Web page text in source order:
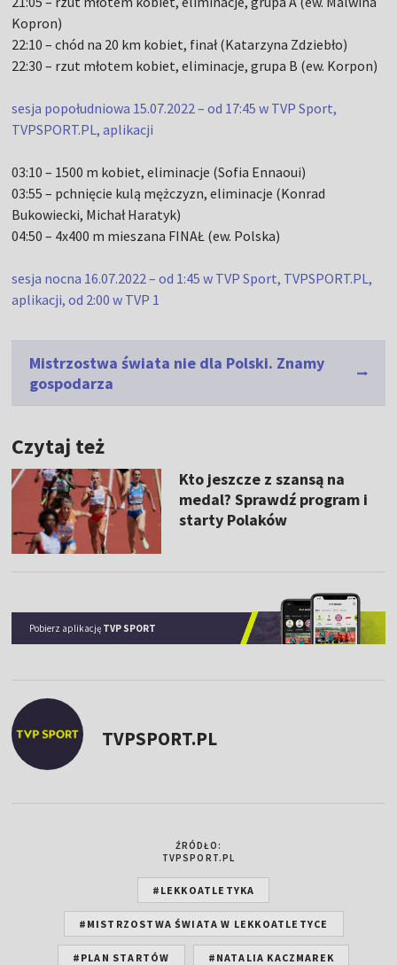
Kopron)
22:10 – chód na 20 km kobiet, finał (Katarzyna Zdziebło)
22:30 – rzut młotem kobiet, eliminacje, grupa B (ew. Korpon)
sesja popołudniowa 15.07.2022 – od 17:45 w TVP Sport,
TVPSPORT.PL, aplikacji
03:10 – 1500 m kobiet, eliminacje (Sofia Ennaoui)
03:55 – pchnięcie kulą mężczyzn, eliminacje (Konrad
Bukowiecki, Michał Haratyk)
04:50 – 4x400 m mieszana FINAŁ (ew. Polska)
sesja nocna 16.07.2022 – od 1:45 w TVP Sport, TVPSPORT.PL,
aplikacji, od 2:00 w TVP 1
Mistrzostwa świata nie dla Polski. Znamy
gospodarza
Czytaj też
Kto jeszcze z szansą na
medal? Sprawdź program i
starty Polaków
Pobierz aplikację TVP SPORT
TVPSPORT.PL
ŹRÓDŁO:
TVPSPORT.PL
#LEKKOATLETYKA
#MISTRZOSTWA ŚWIATA W LEKKOATLETYCE
#PLAN STARTÓW #NATALIA KACZMAREK